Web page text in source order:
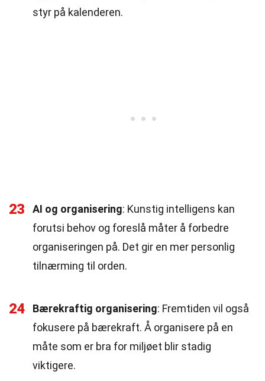
styr på kalenderen.
23 AI og organisering: Kunstig intelligens kan
forutsi behov og foreslå måter å forbedre
organiseringen på. Det gir en mer personlig
tilnærming til orden.
24 Bærekraftig organisering: Fremtiden vil også
fokusere på bærekraft. Å organisere på en
måte som er bra for miljøet blir stadig
viktigere.